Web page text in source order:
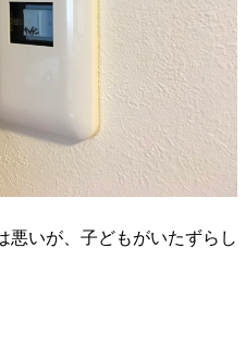
悪いが、子どもがいたずらし